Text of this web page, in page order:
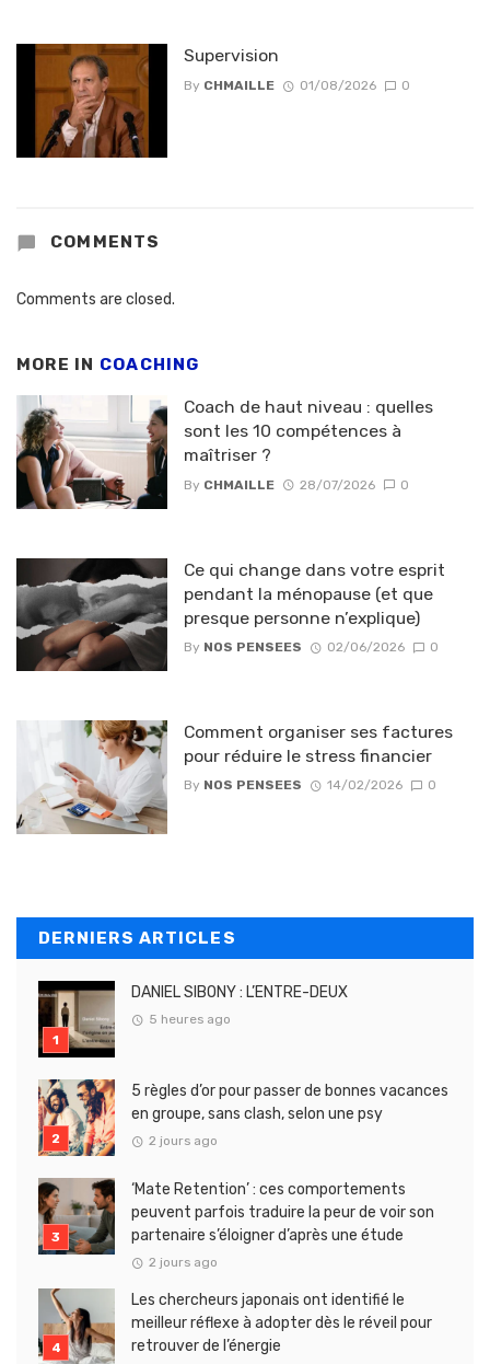
Supervision
By CHMAILLE 01/08/2026 0
COMMENTS
Comments are closed.
MORE IN COACHING
Coach de haut niveau : quelles
sont les 10 compétences à
maîtriser ?
By CHMAILLE 28/07/2026 0
Ce qui change dans votre esprit
pendant la ménopause (et que
presque personne n’explique)
By NOS PENSEES 02/06/2026 0
Comment organiser ses factures
pour réduire le stress financier
By NOS PENSEES 14/02/2026 0
DERNIERS ARTICLES
DANIEL SIBONY : L’ENTRE-DEUX
5 heures ago
5 règles d’or pour passer de bonnes vacances
en groupe, sans clash, selon une psy
2 jours ago
‘Mate Retention’ : ces comportements
peuvent parfois traduire la peur de voir son
partenaire s’éloigner d’après une étude
2 jours ago
Les chercheurs japonais ont identifié le
meilleur réflexe à adopter dès le réveil pour
retrouver de l’énergie